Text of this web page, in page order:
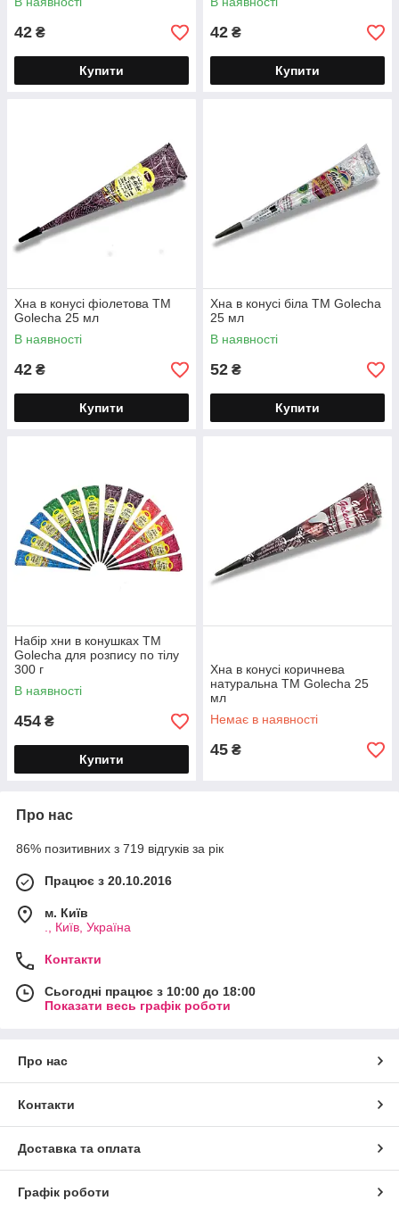
42 ₴
Купити
42 ₴
Купити
Хна в конусі фіолетова TM
Golecha 25 мл
В наявності
42 ₴
Купити
Хна в конусі біла TM Golecha
25 мл
В наявності
52 ₴
Купити
Набір хни в конушках TM
Golecha для розпису по тілу
300 г
В наявності
454 ₴
Купити
Хна в конусі коричнева
натуральна TM Golecha 25
мл
Немає в наявності
45 ₴
Про нас
86% позитивних з 719 відгуків за рік
Працює з 20.10.2016
м. Київ
., Київ, Україна
Контакти
Сьогодні працює з 10:00 до 18:00
Показати весь графік роботи
Про нас
Контакти
Доставка та оплата
Графік роботи